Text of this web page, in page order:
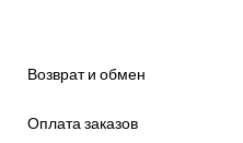
Возврат и обмен
Оплата заказов